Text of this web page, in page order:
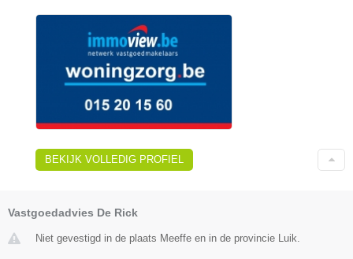
BEKIJK VOLLEDIG PROFIEL
Vastgoedadvies De Rick
Niet gevestigd in de plaats Meeffe en in de provincie Luik.